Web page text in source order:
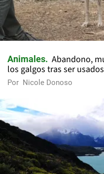
Animales
Abandono,
los galgos tras ser
Por Nicole Donoso